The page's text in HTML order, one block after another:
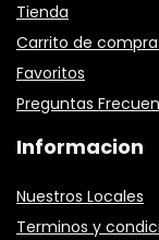
Tienda
Carrito de
Favoritos
Preguntas
Informacion
Nuestros Locales
Terminos y